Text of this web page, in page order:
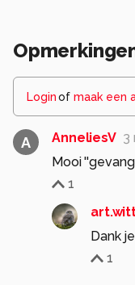
Loginof maak een
A AnneliesV 3
Mooi
1
Dank
1